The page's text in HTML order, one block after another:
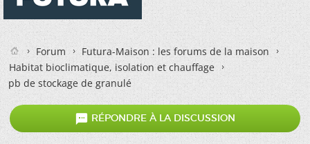
Forum
Futura-Maison : les forums de la maison
Habitat bioclimatique, isolation et chauffage
pb de stockage de granulé
 RÉPONDRE À LA DISCUSSION